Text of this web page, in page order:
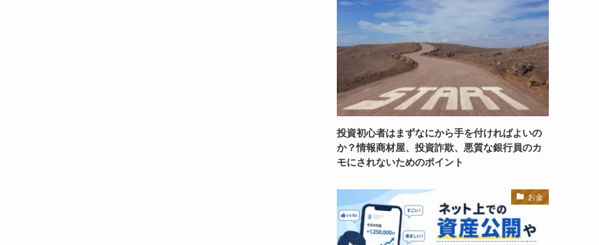
投資初心者はまずなにから手を付ければよいの
か？情報商材屋、投資詐欺、悪質な銀行員のカ
モにされないためのポイント
お金